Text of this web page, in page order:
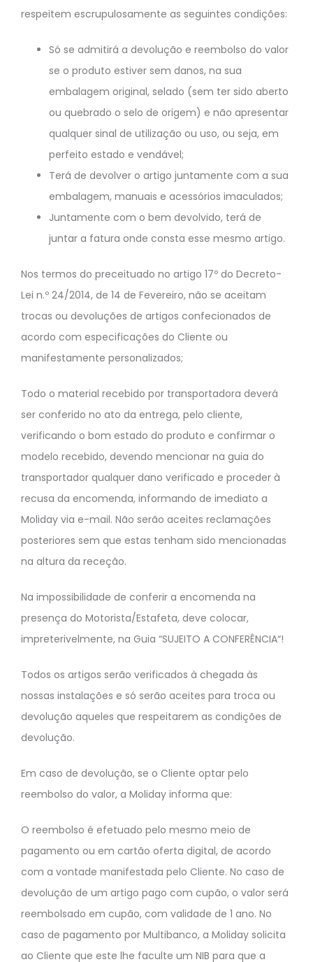
respeitem escrupulosamente as seguintes condições:
Só se admitirá a devolução e reembolso do valor
se o produto estiver sem danos, na sua
embalagem original, selado (sem ter sido aberto
ou quebrado o selo de origem) e não apresentar
qualquer sinal de utilização ou uso, ou seja, em
perfeito estado e vendável;
Terá de devolver o artigo juntamente com a sua
embalagem, manuais e acessórios imaculados;
Juntamente com o bem devolvido, terá de
juntar a fatura onde consta esse mesmo artigo.
Nos termos do preceituado no artigo 17º do Decreto-
Lei n.º 24/2014, de 14 de Fevereiro, não se aceitam
trocas ou devoluções de artigos confecionados de
acordo com especificações do Cliente ou
manifestamente personalizados;
Todo o material recebido por transportadora deverá
ser conferido no ato da entrega, pelo cliente,
verificando o bom estado do produto e confirmar o
modelo recebido, devendo mencionar na guia do
transportador qualquer dano verificado e proceder à
recusa da encomenda, informando de imediato a
Moliday via e-mail. Não serão aceites reclamações
posteriores sem que estas tenham sido mencionadas
na altura da receção.
Na impossibilidade de conferir a encomenda na
presença do Motorista/Estafeta, deve colocar,
impreterivelmente, na Guia “SUJEITO A CONFERÊNCIA“!
Todos os artigos serão verificados à chegada às
nossas instalações e só serão aceites para troca ou
devolução aqueles que respeitarem as condições de
devolução.
Em caso de devolução, se o Cliente optar pelo
reembolso do valor, a Moliday informa que:
O reembolso é efetuado pelo mesmo meio de
pagamento ou em cartão oferta digital, de acordo
com a vontade manifestada pelo Cliente. No caso de
devolução de um artigo pago com cupão, o valor será
reembolsado em cupão, com validade de 1 ano. No
caso de pagamento por Multibanco, a Moliday solicita
ao Cliente que este lhe faculte um NIB para que a